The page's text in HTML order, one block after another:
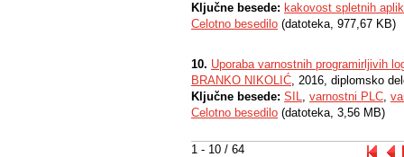
1 - 10 / 64
Ključne besede: kakovost spletnih
Celotno besedilo (datoteka, 977,67 KB)
10. Uporaba varnostnih programirljivih
BRANKO NIKOLIĆ, 2016, diplomsko
Ključne besede: SIL, varnostni PLC,
Celotno besedilo (datoteka, 3,56 MB)